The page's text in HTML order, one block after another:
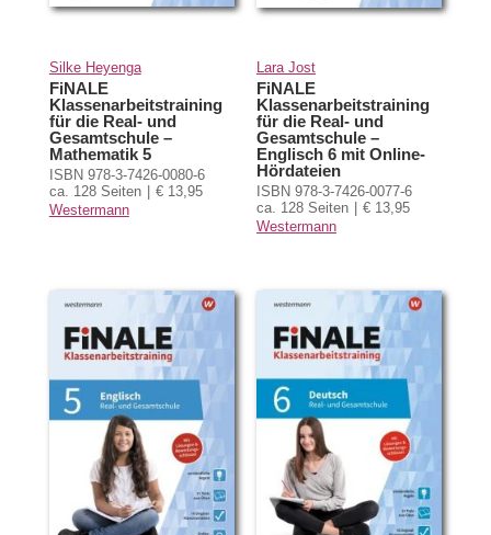
Silke Heyenga
FiNALE
Klassenarbeitstraining
für die Real- und
Gesamtschule –
Mathematik 5
ISBN 978-3-7426-0080-6
ca. 128 Seiten
€ 13,95
Westermann
Lara Jost
FiNALE
Klassenarbeitstraining
für die Real- und
Gesamtschule –
Englisch 6 mit Online-
Hördateien
ISBN 978-3-7426-0077-6
ca. 128 Seiten
€ 13,95
Westermann